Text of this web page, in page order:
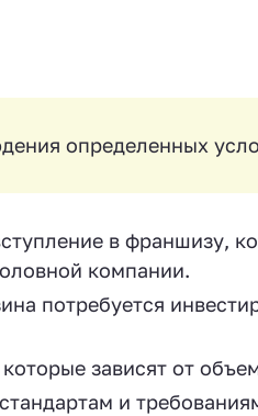
определенных
в франшизу,
компании.
потребуется
зависят от
и